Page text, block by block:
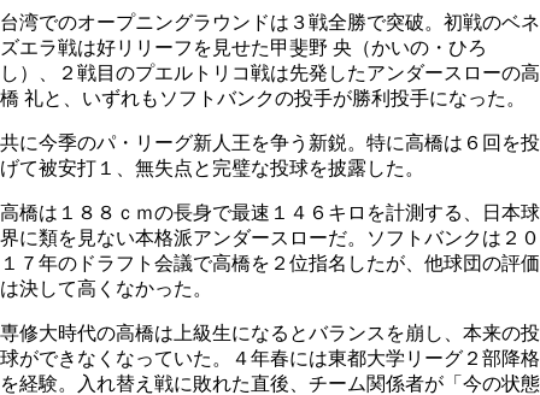
台湾でのオープニングラウンドは３戦全勝で突破。初戦のベネ
ズエラ戦は好リリーフを見せた甲斐野 央（かいの・ひろ
し）、２戦目のプエルトリコ戦は先発したアンダースローの高
橋 礼と、いずれもソフトバンクの投手が勝利投手になった。
共に今季のパ・リーグ新人王を争う新鋭。特に高橋は６回を投
げて被安打１、無失点と完璧な投球を披露した。
高橋は１８８ｃｍの長身で最速１４６キロを計測する、日本球
界に類を見ない本格派アンダースローだ。ソフトバンクは２０
１７年のドラフト会議で高橋を２位指名したが、他球団の評価
は決して高くなかった。
専修大時代の高橋は上級生になるとバランスを崩し、本来の投
球ができなくなっていた。４年春には東都大学リーグ２部降格
を経験。入れ替え戦に敗れた直後、チーム関係者が「今の状態